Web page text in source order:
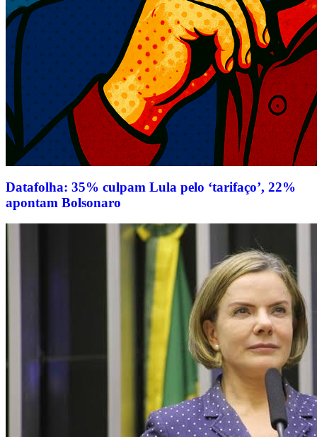
Datafolha: 35% culpam Lula pelo ‘tarifaço’, 22%
apontam Bolsonaro